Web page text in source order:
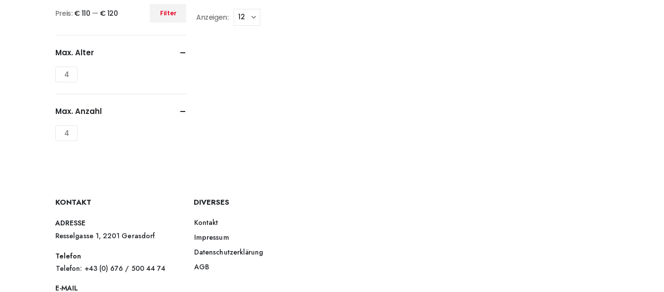
Anzeigen:
Filter
Preis: € 110 — € 120
Max. Alter
4
Max. Anzahl
4
KONTAKT
ADRESSE
Resselgasse 1, 2201 Gerasdorf
Telefon
Telefon: +43 (0) 676 / 500 44 74
E-MAIL
DIVERSES
Kontakt
Impressum
Datenschutzerklärung
AGB